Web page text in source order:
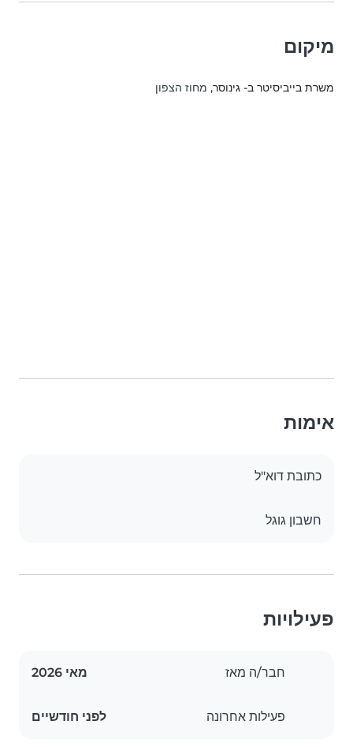
מיקום
משרת בייביסיטר ב- גינוסר, מחוז הצפון
אימות
כתובת דוא"ל
חשבון גוגל
פעילויות
חבר/ה מאז מאי 2026
פעילות אחרונה לפני חודשיים